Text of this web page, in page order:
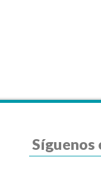
Síguenos